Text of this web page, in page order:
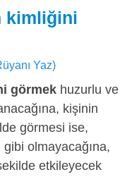
kimliğini
Yaz)
görmek huzurlu ve
kişinin
görmesi ise,
olmayacağına,
etkileyecek